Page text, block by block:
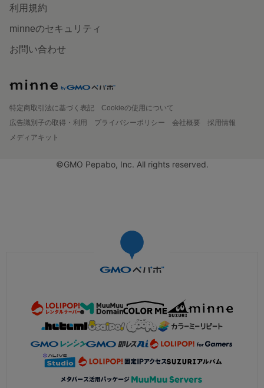
利用規約
minneのセキュリティ
お問い合わせ
特定商取引法に基づく表記
Cookieの使用について
広告識別子の取得・利用
プライバシーポリシー 会社概要
採用情報
メディアキット
©GMO Pepabo, Inc. All rights reserved.